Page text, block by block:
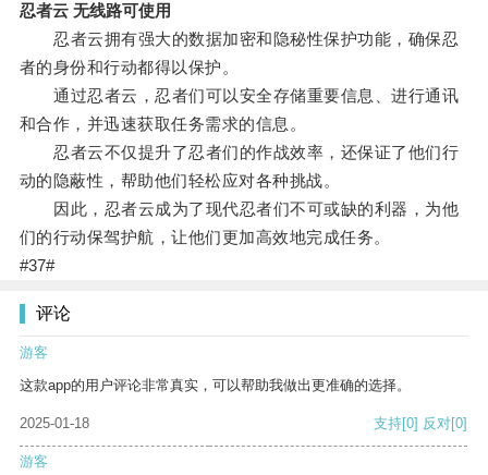
忍者云 无线路可使用
忍者云拥有强大的数据加密和隐秘性保护功能，确保忍
者的身份和行动都得以保护。
通过忍者云，忍者们可以安全存储重要信息、进行通讯
和合作，并迅速获取任务需求的信息。
忍者云不仅提升了忍者们的作战效率，还保证了他们行
动的隐蔽性，帮助他们轻松应对各种挑战。
因此，忍者云成为了现代忍者们不可或缺的利器，为他
们的行动保驾护航，让他们更加高效地完成任务。
#37#
评论
游客
这款app的用户评论非常真实，可以帮助我做出更准确的选择。
2025-01-18 支持[0] 反对[0]
游客